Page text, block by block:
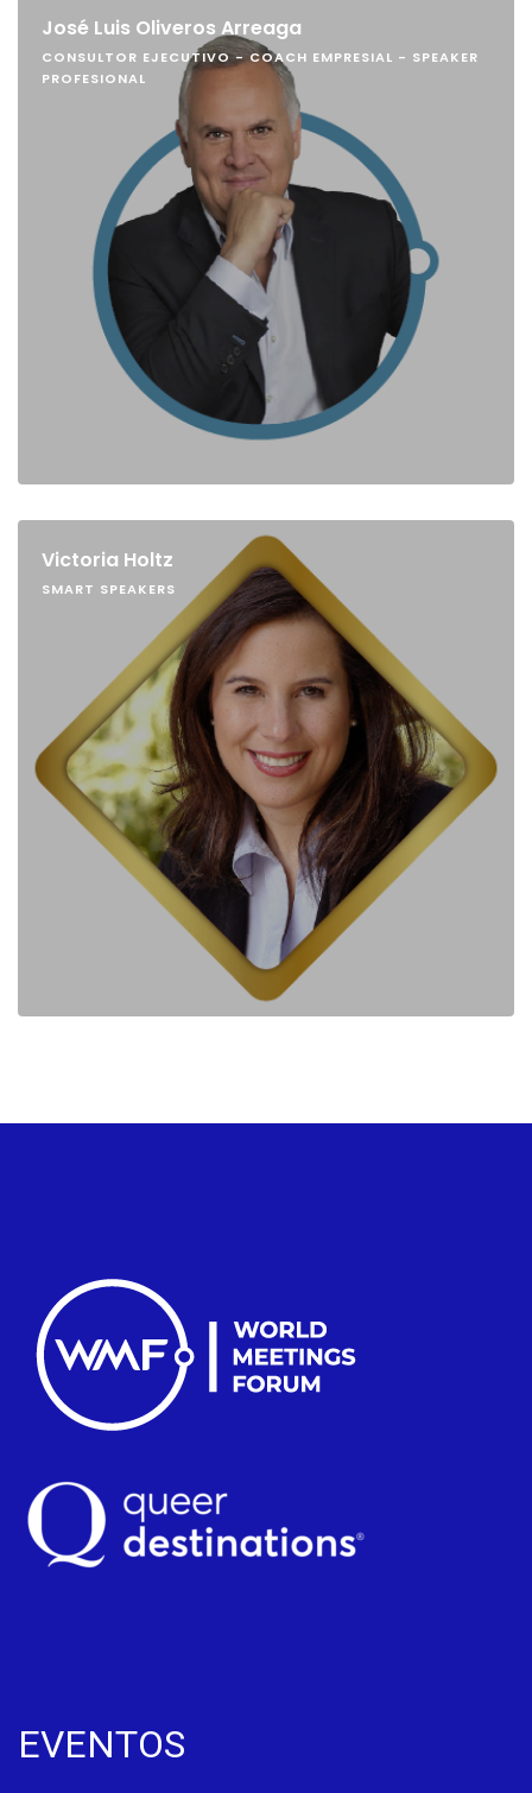
José Luis Oliveros Arreaga
CONSULTOR EJECUTIVO - COACH EMPRESIAL - SPEAKER
PROFESIONAL
Victoria Holtz
SMART SPEAKERS
EVENTOS